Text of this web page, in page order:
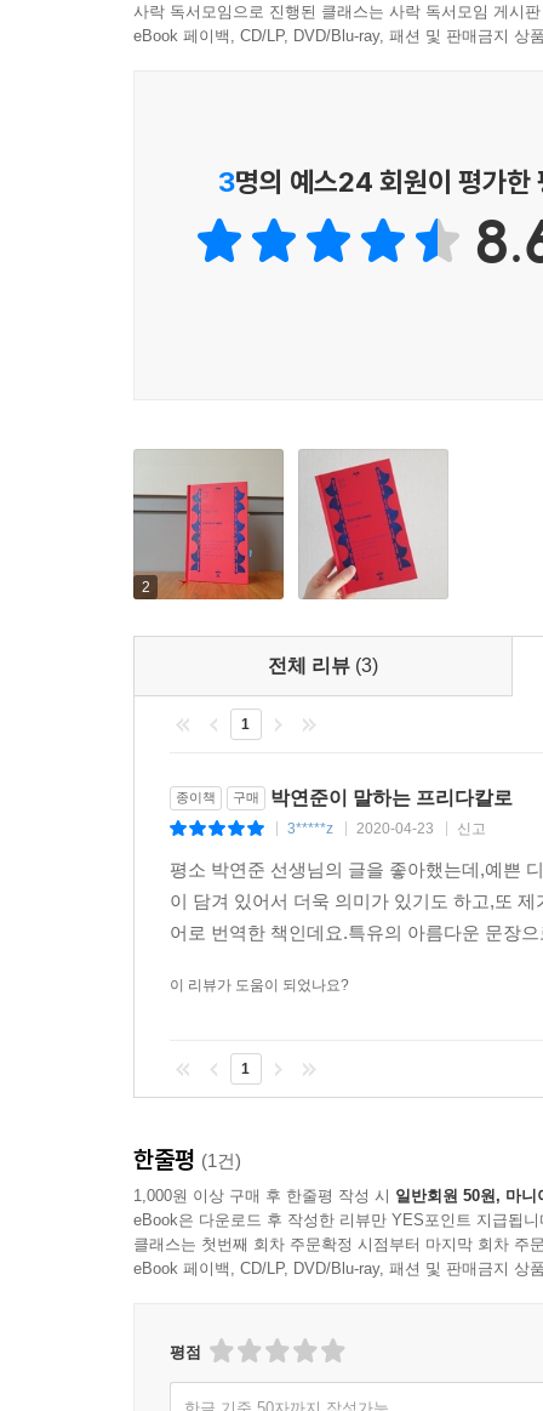
어떤 순간에도 “이게 나다. 나는 가치 있는 인간
프리다 칼로가 ‘특별히’ 불행했다면, 그 불행의
사랑의 실패를 견디고 견디어서, 그녀는 드디어
견디는 자는 실패할 기회를 잃은 자, 견딤으로써
‘삶의 부속물’ 같은 이야기이기도 하다. 시인은
한없이 감각적인 언어로써 말이다.
또한 글을 쓰는 내 모습을 내려다보았다고, 믿는다
사락 독서모임으로 진행된 클래스는 사락 독서모임 게시
eBook 페이백, CD/LP, DVD/Blu-ray, 패션 및 판매금지 상
3명의 예스24 회원이 평가한
2
전체 리뷰 (3)
1
종이책 구매 박연준이 말하는 프리다칼로
3*****z 2020-04-23 신고
평소 박연준 선생님의 글을 좋아했는데,예쁜
이 담겨 있어서 더욱 의미가 있기도 하고,또
어로 번역한 책인데요.특유의 아름다운 문장
이 리뷰가 도움이 되었나요?
1
한줄평 (1건)
1,000원 이상 구매 후 한줄평 작성 시 일반회원 50원, 마니
eBook은 다운로드 후 작성한 리뷰만 YES포인트 지급됩니
클래스는 첫번째 회차 주문확정 시점부터 마지막 회차 주
eBook 페이백, CD/LP, DVD/Blu-ray, 패션 및 판매금지 상
평점